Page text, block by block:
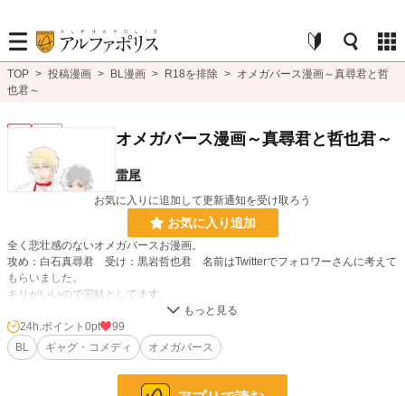
TOP > 投稿漫画 > BL漫画 > R18を排除 > オメガバース漫画～真尋君と哲
也君～
オメガバース漫画～真尋君と哲也君～
雷尾
お気に入りに追加して更新通知を受け取ろう
お気に入り追加
全く悲壮感のないオメガバースお漫画。
攻め：白石真尋君 受け：黒岩哲也君 名前はTwitterでフォロワーさんに考えて
もらいました。
キリがいいので完結としてます。
BL漫画 1,406 位 / 1,406 件
24h.ポイント 0pt
99
BL
ギャグ・コメディ オメガバース